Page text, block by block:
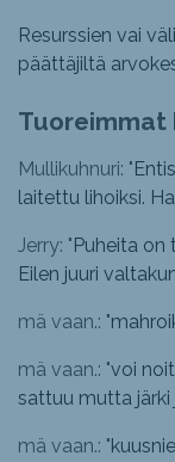
Resurssien vai
päättäjiltä
Mullikuhnuri: "
laitettu lihoiksi.
Jerry: "Puheita on
Eilen juuri
mä vaan.: "
mä vaan.: "voi
sattuu mutta järki
mä vaan.: "